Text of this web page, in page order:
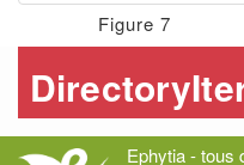
Figure 7
Ephytia - tous